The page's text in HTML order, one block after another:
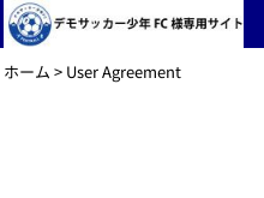
ホーム > User Agreement